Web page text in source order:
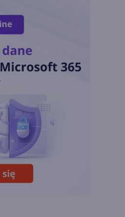
OpenAI tnie ceny
modeli GPT-5.6.
Odpowiedź na presję
Chin
chmury. Microsoft
ogłasza znakomite
wyniki i
superaplikację
Sztuczna inteligencja
wspiera odkrycia
naukowe. OpenAI
startuje z nowym